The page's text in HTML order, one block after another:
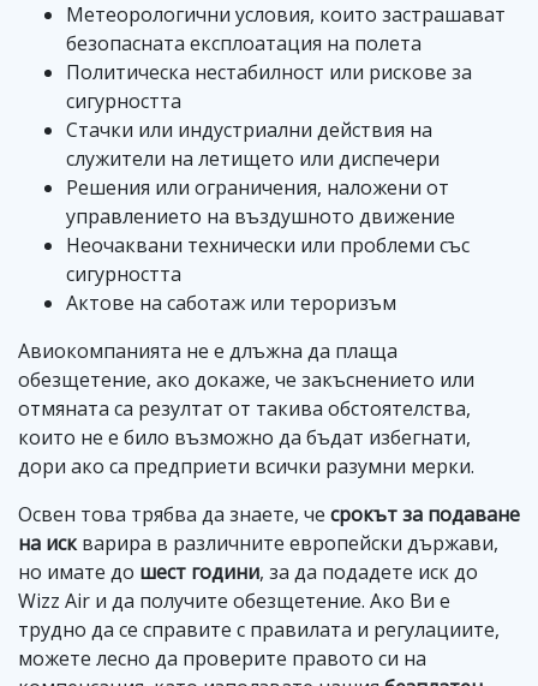
Метеорологични условия, които застрашават
безопасната експлоатация на полета
Политическа нестабилност или рискове за
сигурността
Стачки или индустриални действия на
служители на летището или диспечери
Решения или ограничения, наложени от
управлението на въздушното движение
Неочаквани технически или проблеми със
сигурността
Актове на саботаж или тероризъм
Авиокомпанията не е длъжна да плаща
обезщетение, ако докаже, че закъснението или
отмяната са резултат от такива обстоятелства,
които не е било възможно да бъдат избегнати,
дори ако са предприети всички разумни мерки.
Освен това трябва да знаете, че срокът за подаване
на искварира в различните европейски държави,
но имате до шест години, за да подадете иск до
Wizz Air и да получите обезщетение. Ако Ви е
трудно да се справите с правилата и регулациите,
можете лесно да проверите правото си на